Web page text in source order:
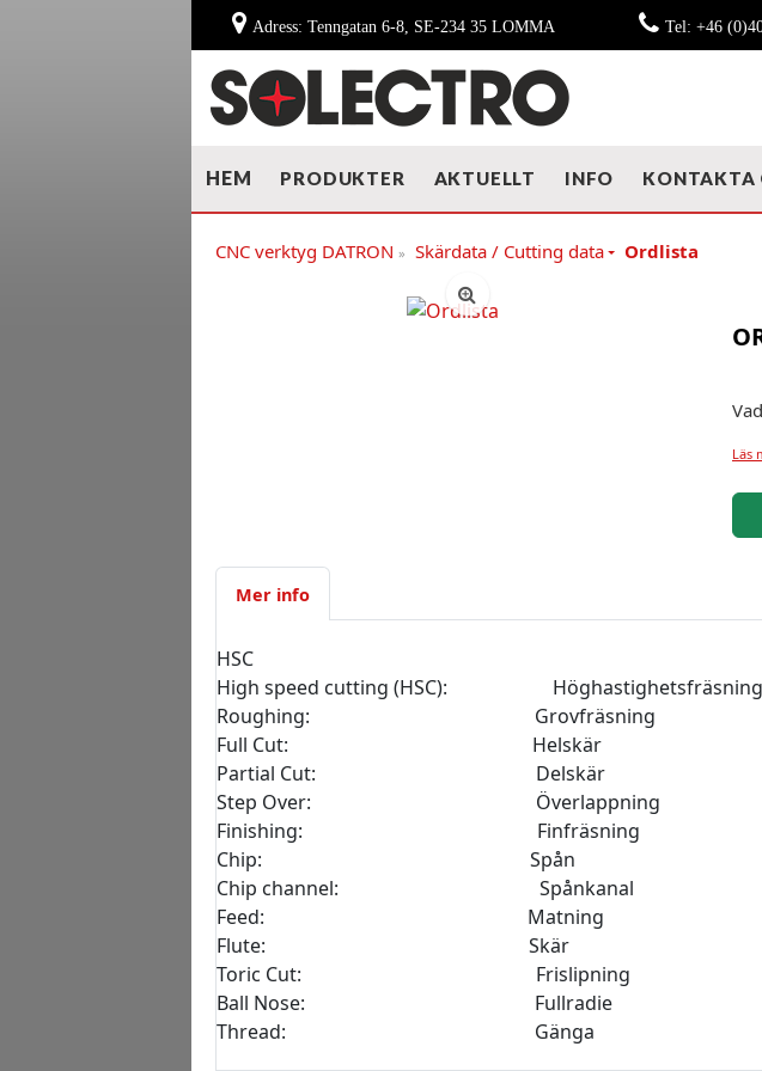
Adress: Tenngatan 6-8, SE-234 35 LOMMA Tel: +46
HEM PRODUKTER AKTUELLT INFO KONTAKTA
CNC verktyg DATRON » Skärdata / Cutting data Ordlista
Läs
Mer info
HSC
High speed cutting (HSC): Höghastighetsfräsning
Roughing: Grovfräsning
Full Cut: Helskär
Partial Cut: Delskär
Step Over: Överlappning
Finishing: Finfräsning
Chip: Spån
Chip channel: Spånkanal
Feed: Matning
Flute: Skär
Toric Cut: Frislipning
Ball Nose: Fullradie
Thread: Gänga